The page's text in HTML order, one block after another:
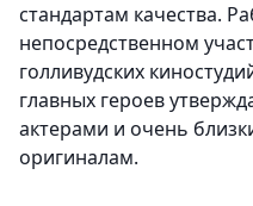
стандартам качества.
непосредственном
голливудских
главных героев
актерами и очень
оригиналам.